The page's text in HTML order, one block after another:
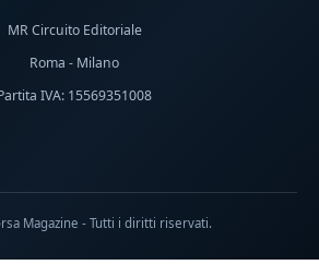
MR Circuito Editoriale
Roma - Milano
IVA: 15569351008
Magazine - Tutti i diritti riservati.